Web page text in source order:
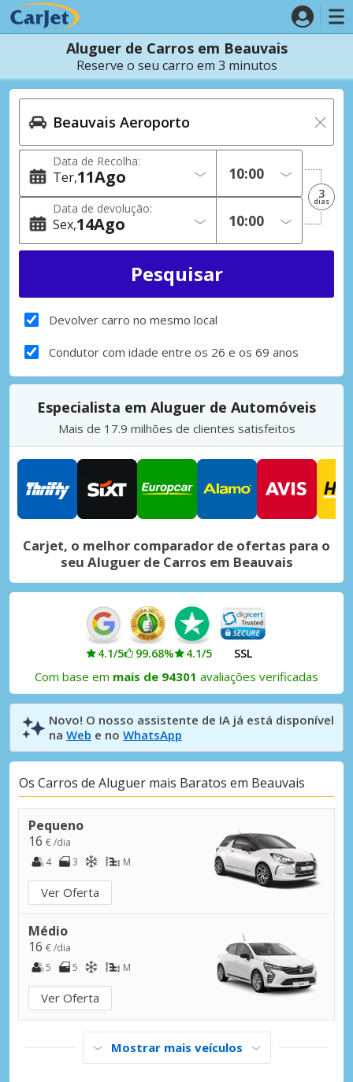
Aluguer de Carros em Beauvais
Reserve o seu carro em 3 minutos
Data de Recolha:
Ter 11Ago
Data de devolução:
Sex 14Ago
3
dias
Devolver carro no mesmo local
Condutor com idade entre os 26 e os 69 anos
Especialista em Aluguer de Automóveis
Mais de 17.9 milhões de clientes satisfeitos
Carjet, o melhor comparador de ofertas para o
seu Aluguer de Carros em Beauvais
4.1/5 99.68% 4.1/5 SSL
Com base em mais de 94301 avaliações verificadas
Novo! O nosso assistente de IA já está disponível
na Web e no WhatsApp
Os Carros de Aluguer mais Baratos em Beauvais
Pequeno
16 € /dia
4
3 M
Ver Oferta
Médio
16 € /dia
5
5 M
Ver Oferta
Mostrar mais veículos